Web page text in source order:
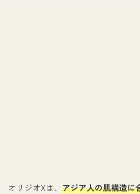
オリジオXは、 アジア人の肌構造に